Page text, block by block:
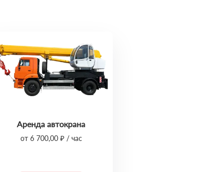
Аренда автокрана
от 6 700,00 ₽ / час